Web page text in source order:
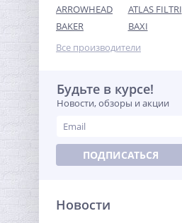
Предохранительный
клапан 1/2 x3/4 ROMMER
для систем водоснабжения
323,84
ARROWHEAD
ATLAS FILTRI
BAKER
BAXI
Все производители
Будьте в курсе!
Новости, обзоры и акции
ПОДПИСАТЬСЯ
Новости